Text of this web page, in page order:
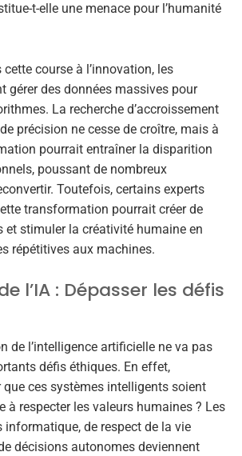
t-elle une menace pour l’humanité
course à l’innovation, les
gérer des données massives pour
La recherche d’accroissement
précision ne cesse de croître, mais à
pourrait entraîner la disparition
poussant de nombreux
Toutefois, certains experts
transformation pourrait créer de
et stimuler la créativité humaine en
répétitives aux machines.
l’IA : Dépasser les défis
de l’intelligence artificielle ne va pas
défis éthiques. En effet,
ces systèmes intelligents soient
à respecter les valeurs humaines ? Les
de respect de la vie
décisions autonomes deviennent